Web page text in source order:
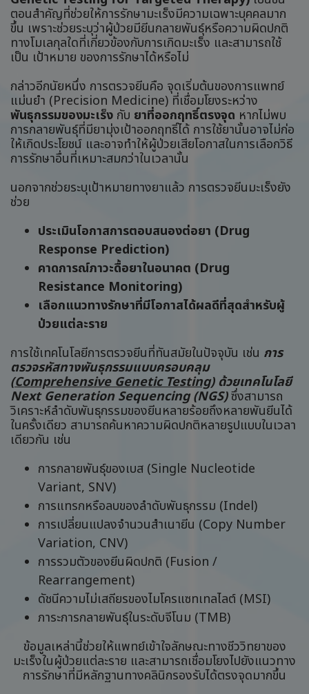
ตอนสำคัญที่ช่วยให้การรักษามะเร็งมีความเฉพาะบุคคลมาก
ขึ้น เพราะช่วยระบุว่าผู้ป่วยมียีนกลายพันธุ์หรือความผิดปกติ
ทางโมเลกุลใดที่เกี่ยวข้องกับการเกิดมะเร็ง และสามารถใช้
เป็น เป้าหมาย ของการรักษาได้หรือไม่
กล่าวอีกนัยหนึ่ง การตรวจยีนคือ จุดเริ่มต้นของการแพทย์
แม่นยำ (Precision Medicine) ที่เชื่อมโยงระหว่าง
พันธุกรรมของมะเร็ง กับ ยาที่ออกฤทธิ์ตรงจุด หากไม่พบ
การกลายพันธุ์ที่มียามุ่งเป้าออกฤทธิ์ได้ การใช้ยานั้นอาจไม่ก่อ
ให้เกิดประโยชน์ และอาจทำให้ผู้ป่วยเสียโอกาสในการเลือกวิธี
การรักษาอื่นที่เหมาะสมกว่าในเวลานั้น
นอกจากช่วยระบุเป้าหมายทางยาแล้ว การตรวจยีนมะเร็งยัง
ช่วย
ประเมินโอกาสการตอบสนองต่อยา (Drug
Response Prediction)
คาดการณ์ภาวะดื้อยาในอนาคต (Drug
Resistance Monitoring)
เลือกแนวทางรักษาที่มีโอกาสได้ผลดีที่สุดสำหรับผู้
ป่วยแต่ละราย
การใช้เทคโนโลยีการตรวจยีนที่ทันสมัยในปัจจุบัน เช่น การ
ตรวจรหัสทางพันธุกรรมแบบครอบคลุม
(Comprehensive Genetic Testing) ด้วยเทคโนโลยี
Next Generation Sequencing (NGS)ซึ่งสามารถ
วิเคราะห์ลำดับพันธุกรรมของยีนหลายร้อยถึงหลายพันยีนได้
ในครั้งเดียว สามารถค้นหาความผิดปกติหลายรูปแบบในเวลา
เดียวกัน เช่น
การกลายพันธุ์ของเบส (Single Nucleotide
Variant, SNV)
การแทรกหรือลบของลำดับพันธุกรรม (Indel)
การเปลี่ยนแปลงจำนวนสำเนายีน (Copy Number
Variation, CNV)
การรวมตัวของยีนผิดปกติ (Fusion /
Rearrangement)
ดัชนีความไม่เสถียรของไมโครแซทเทลไลต์ (MSI)
ภาระการกลายพันธุ์ในระดับจีโนม (TMB)
ข้อมูลเหล่านี้ช่วยให้แพทย์เข้าใจลักษณะทางชีววิทยาของ
มะเร็งในผู้ป่วยแต่ละราย และสามารถเชื่อมโยงไปยังแนวทาง
การรักษาที่มีหลักฐานทางคลินิกรองรับได้ตรงจุดมากขึ้น